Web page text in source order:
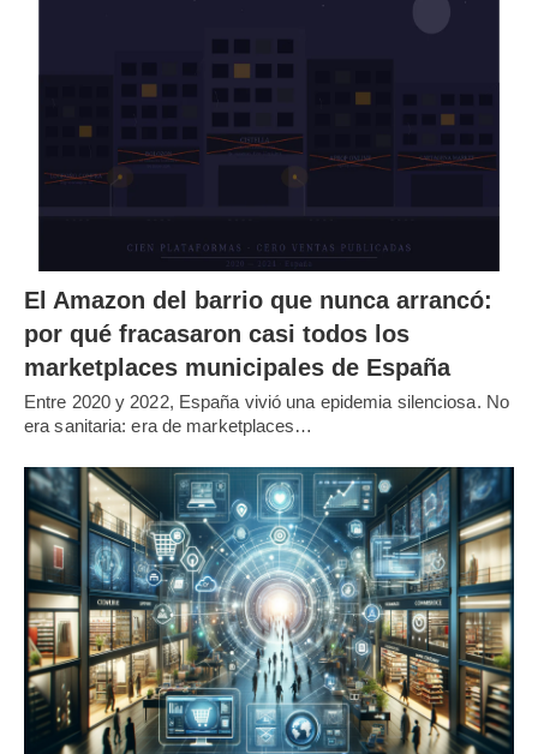
El Amazon del barrio que nunca arrancó:
por qué fracasaron casi todos los
marketplaces municipales de España
Entre 2020 y 2022, España vivió una epidemia silenciosa. No
era sanitaria: era de marketplaces…